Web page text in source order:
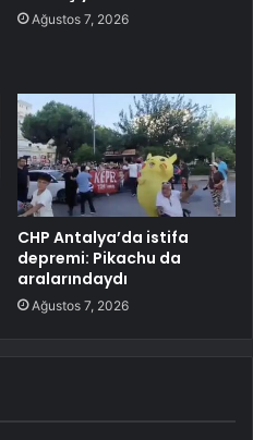
Ağustos 7, 2026
CHP Antalya’da istifa
depremi: Pikachu da
aralarındaydı
Ağustos 7, 2026